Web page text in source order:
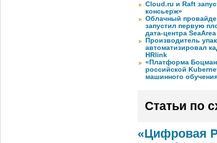
Cloud.ru и Raft
консьерж»
Облачный
запустил первую
дата-центра
Производитель
автоматизировал
HRlink
«Платформа
российской
машинного
Статьи по
«Цифровая